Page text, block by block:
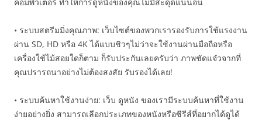
• ระบบสตรีมมิ่งคุณภาพ: เว็บไซต์ของพวกเรารองรับการใช้แรงงาน
ผ่าน SD, HD หรือ 4K ได้แบบชิวๆไม่ว่าจะใช้งานผ่านมือถือหรือ
เครื่องใช้ไม้สอยใดก็ตาม ก็รับประกันเลยครับว่า ภาพชัดแจ๋วจากที่
คุณปรารถนาอย่างไม่ต้องสงสัย รับรองได้เลย!
• ระบบค้นหาใช้งานง่าย: เว็บ ดูหนัง ของเรามีระบบค้นหาที่ใช้งาน
ง่ายอย่างยิ่ง สามารถเลือกประเภทของหนังหรือซีรีส์ที่อยากได้ดูได้